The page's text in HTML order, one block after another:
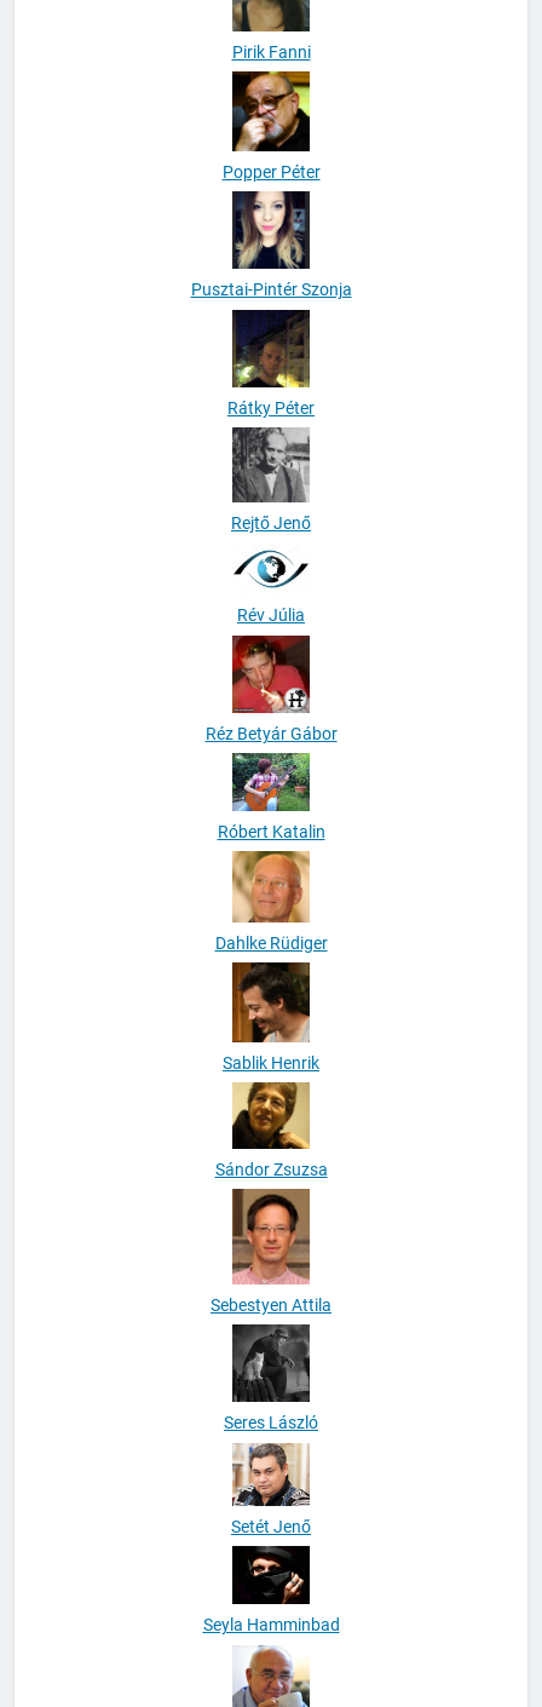
Pirik Fanni
Popper Péter
Pusztai-Pintér Szonja
Rátky Péter
Rejtő Jenő
Rév Júlia
Réz Betyár Gábor
Róbert Katalin
Dahlke Rüdiger
Sablik Henrik
Sándor Zsuzsa
Sebestyen Attila
Seres László
Setét Jenő
Seyla Hamminbad